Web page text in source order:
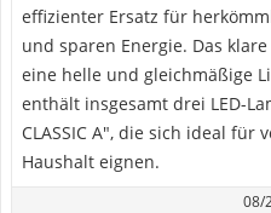
effizienter Ersatz für
und sparen Energie. Das
eine helle und gleichmäßige
enthält insgesamt drei LED-
CLASSIC A", die sich ideal
Haushalt eignen.
08/